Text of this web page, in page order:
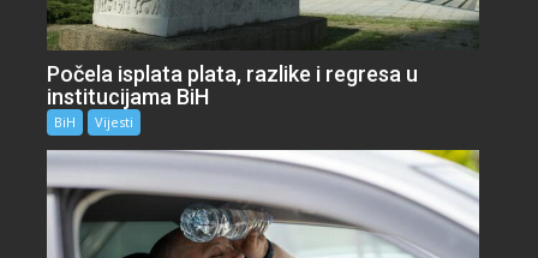
Počela isplata plata, razlike i regresa u
institucijama BiH
BiH Vijesti